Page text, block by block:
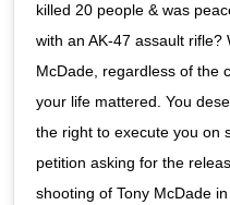
killed 20 people & was
with an AK-47 assault rifle?
McDade, regardless of the
your life mattered. You
the right to execute you on
petition asking for the
shooting of Tony McDade